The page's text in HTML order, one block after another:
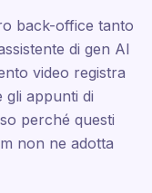
back-office tanto
di gen AI
video registra
gli appunti di
perché questi
non ne adotta